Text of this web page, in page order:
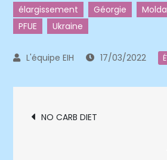
élargissement Géorgie
PFUE
Ukraine
17/03/2022
Navigation
NO CARB DIET